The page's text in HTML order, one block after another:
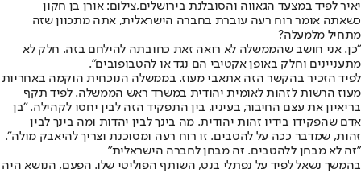
יאיר לפיד במצעד הגאווה והסובלנת בירושלים,צילום: אורן בן חקון
כשאתה אומר רוח רעה עוברת בחברה הישראלית, אתה מתכוון שזה
מתחיל מלמעלה?
"כן. אני חושב שהממשלה לא רואה זאת כחובתה להילחם בזה. חלק לא
מתעניינים וחלק באופן אקטיבי הם נגד או להטבופובים".
לפיד הזכיר בהקשר הזה אתאבי מעוז. בממשלה הנוכחית הוקמה באחריות
מעוז הרשות לזהות לאומית יהודית במשרד ראש הממשלה. לפיד תקף
בריאיון את עצם החיבור, בעיניו, בין התפקיד הזה לבין יחסו לקהילה. "בן
אדם שהפקידו בידיו זהות יהודית. מה בינך לבין יהדות ומה בינך לבין
זהות, שמדבר ככה על להטבים. זו רוח רעה ומסוכנת וצריך להיאבק מולה".
"זה לא מבחן ללהטבים. זה מבחן לחברה הישראלית"
בהמשך נשאל לפיד על נפתלי בנט, השותף הפוליטי שלו. הפעם, הנושא היה